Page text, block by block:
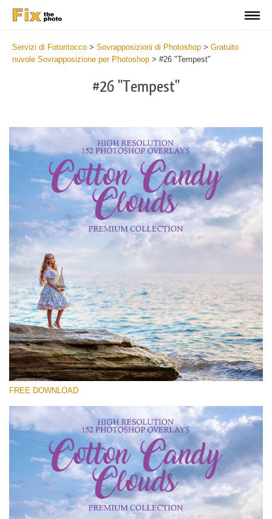
Servizi di Fotoritocco > Sovrapposizioni di Photoshop > Gratuito
nuvole Sovrapposizione per Photoshop > #26 "Tempest"
#26 "Tempest"
Si prega di Selezionare
Free Cloud Overlay #26
Small 800*533px
Cotton Candy Clouds
(152 Overlays)
4 Seasons (411 Overlays)
Large 6000*4000px
Entire Collection
(1783 Overlays)
Large 6000*4000px
FREE DOWNLOAD